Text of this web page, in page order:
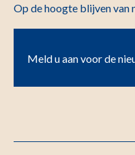
Op de hoogte blijven van
Meld u aan voor de